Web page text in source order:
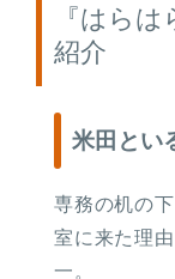
『はら
紹介
米田とい
専務の机の
室に来た理
一。